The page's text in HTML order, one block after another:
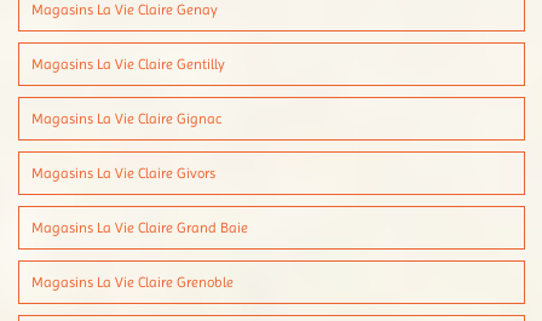
Magasins La Vie Claire Genay
Magasins La Vie Claire Gentilly
Magasins La Vie Claire Gignac
Magasins La Vie Claire Givors
Magasins La Vie Claire Grand Baie
Magasins La Vie Claire Grenoble